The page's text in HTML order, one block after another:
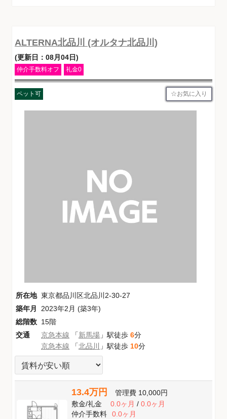
ALTERNA北品川 (オルタナ北品川)
(更新日：08月04日)
仲介手数料オフ 礼金0
ペット可 お気に入り
所在地 東京都品川区北品川2-30-27
築年月
2023年2月 (築3年)
総階数 15階
交通
京急本線 「新馬場 」駅徒歩 6分
京急本線 「北品川 」駅徒歩 10分
13.4万円 管理費 10,000円
敷金/礼金 0.0ヶ月/ 0.0ヶ月
仲介手数料
0.0ヶ月